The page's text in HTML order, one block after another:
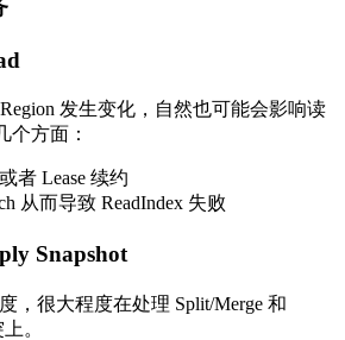
发生变化，自然也可能会影响读
个方面：
者 Lease 续约
从而导致 ReadIndex 失败
Snapshot
，很大程度在处理 Split/Merge 和
。